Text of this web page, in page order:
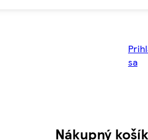
sa
Nákupný košík